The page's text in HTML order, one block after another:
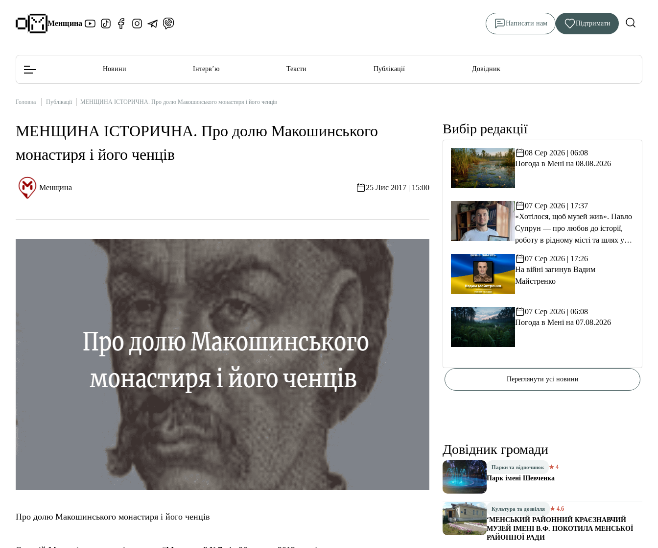
Менщина Написати нам Підтримати
Редакційна політика
Новини Інтерв’ю Тексти Публікації Довідник
Головна Публікації МЕНЩИНА ІСТОРИЧНА. Про долю Макошинського монастиря і його ченців
МЕНЩИНА ІСТОРИЧНА. Про долю Макошинського
монастиря і його ченців
Менщина 25 Лис 2017 | 15:00
Про долю Макошинського монастиря і його ченців
Вибір редакції
08 Сер 2026 | 06:08
Погода в Мені на 08.08.2026
07 Сер 2026 | 17:37
«Хотілося, щоб музей жив». Павло
Супрун — про любов до історії,
роботу в рідному місті та шлях у
07 Сер 2026 | 17:26
На війні загинув Вадим
Майстренко
07 Сер 2026 | 06:08
Погода в Мені на 07.08.2026
Переглянути усі новини
Довідник громади
Парки та відпочинок ★ 4
Парк імені Шевченка
Культура та дозвілля ★ 4.6
‘МЕНСЬКИЙ РАЙОННИЙ КРАЄЗНАВЧИЙ
МУЗЕЙ ІМЕНІ В.Ф. ПОКОТИЛА МЕНСЬКОЇ
РАЙОННОЇ РАДИ